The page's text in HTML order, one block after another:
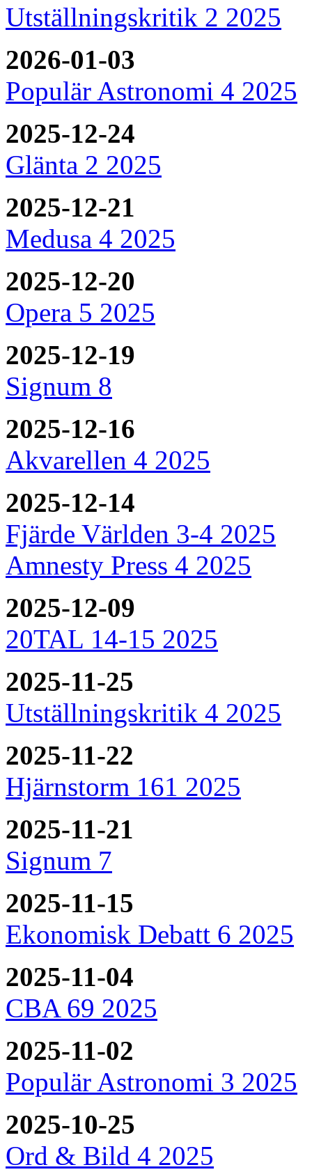
Utställningskritik 2 2025
2026-01-03
Populär Astronomi 4 2025
2025-12-24
Glänta 2 2025
2025-12-21
Medusa 4 2025
2025-12-20
Opera 5 2025
2025-12-19
Signum 8
2025-12-16
Akvarellen 4 2025
2025-12-14
Fjärde Världen 3-4 2025
Amnesty Press 4 2025
2025-12-09
20TAL 14-15 2025
2025-11-25
Utställningskritik 4 2025
2025-11-22
Hjärnstorm 161 2025
2025-11-21
Signum 7
2025-11-15
Ekonomisk Debatt 6 2025
2025-11-04
CBA 69 2025
2025-11-02
Populär Astronomi 3 2025
2025-10-25
Ord & Bild 4 2025